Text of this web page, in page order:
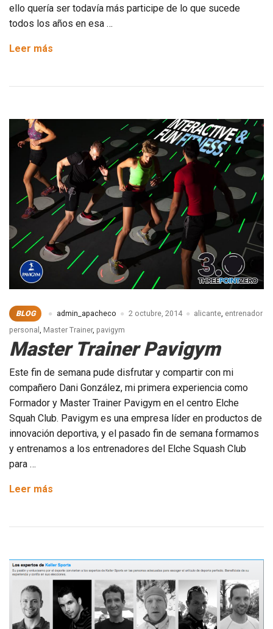
ello quería ser todavía más participe de lo que sucede
todos los años en esa …
Leer más
BLOG admin_apacheco 2 octubre, 2014 alicante, entrenador
personal , Master Trainer, pavigym
Master Trainer Pavigym
Este fin de semana pude disfrutar y compartir con mi
compañero Dani González, mi primera experiencia como
Formador y Master Trainer Pavigym en el centro Elche
Squah Club. Pavigym es una empresa líder en productos de
innovación deportiva, y el pasado fin de semana formamos
y entrenamos a los entrenadores del Elche Squash Club
para …
Leer más